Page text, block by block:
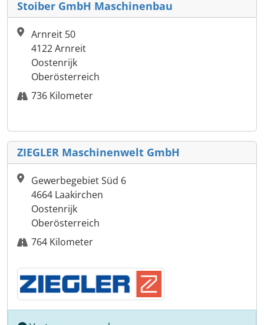
Stoiber GmbH Maschinenbau
Arnreit 50
4122 Arnreit
Oostenrijk
Oberösterreich
736 Kilometer
ZIEGLER Maschinenwelt GmbH
Gewerbegebiet Süd 6
4664 Laakirchen
Oostenrijk
Oberösterreich
764 Kilometer